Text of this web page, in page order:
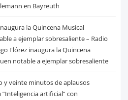
en Bayreuth
la Quincena Musical
a ejemplar sobresaliente – Radio
Flórez inaugura la Quincena
notable a ejemplar sobresaliente
y veinte minutos de aplausos
artificial” con